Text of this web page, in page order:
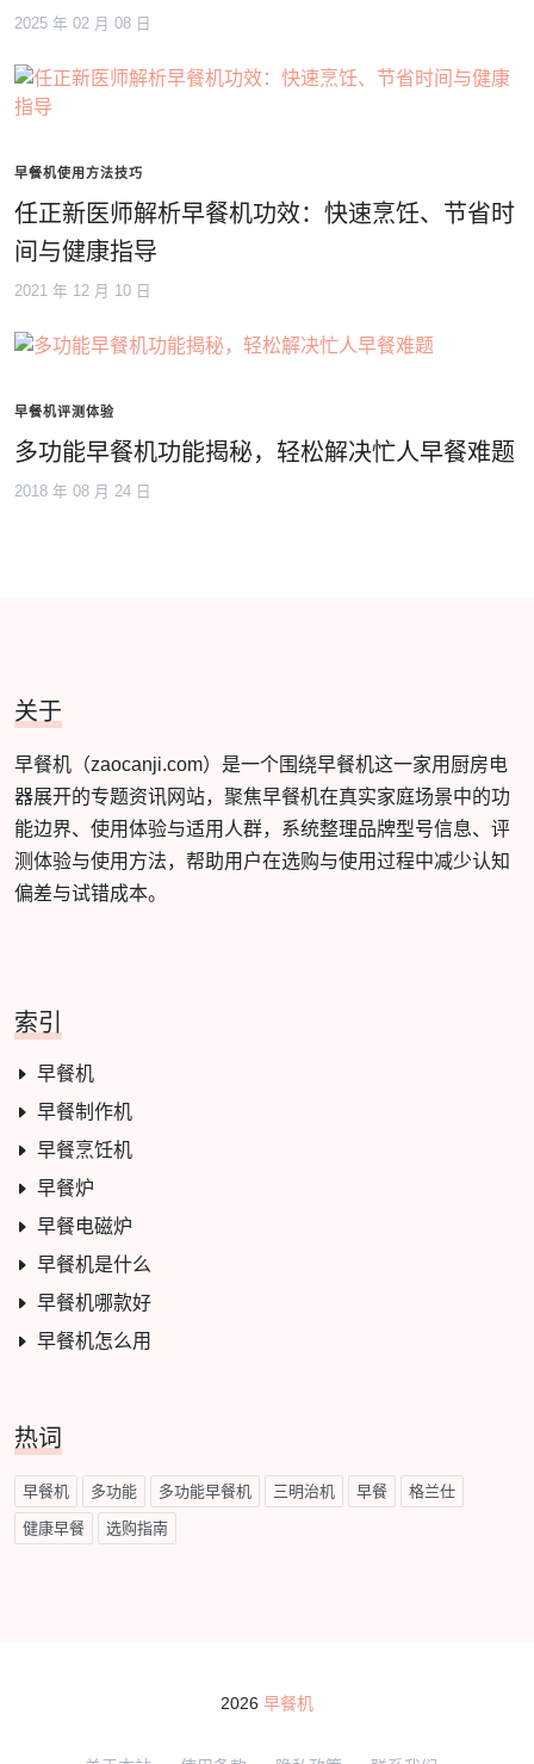
2025 年 02 月 08 日
早餐机使用方法技巧
任正新医师解析早餐机功效：快速烹饪、节省时
间与健康指导
2021 年 12 月 10 日
早餐机评测体验
多功能早餐机功能揭秘，轻松解决忙人早餐难题
2018 年 08 月 24 日
关于
早餐机（zaocanji.com）是一个围绕早餐机这一家用厨房电
器展开的专题资讯网站，聚焦早餐机在真实家庭场景中的功
能边界、使用体验与适用人群，系统整理品牌型号信息、评
测体验与使用方法，帮助用户在选购与使用过程中减少认知
偏差与试错成本。
索引
早餐机
早餐制作机
早餐烹饪机
早餐炉
早餐电磁炉
早餐机是什么
早餐机哪款好
早餐机怎么用
热词
早餐机 多功能 多功能早餐机 三明治机 早餐 格兰仕
健康早餐 选购指南
2026 早餐机